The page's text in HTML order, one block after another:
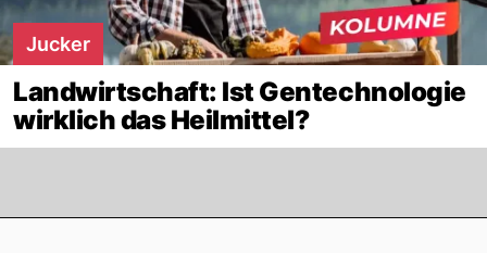
Jucker
Landwirtschaft: Ist Gentechnologie
wirklich das Heilmittel?